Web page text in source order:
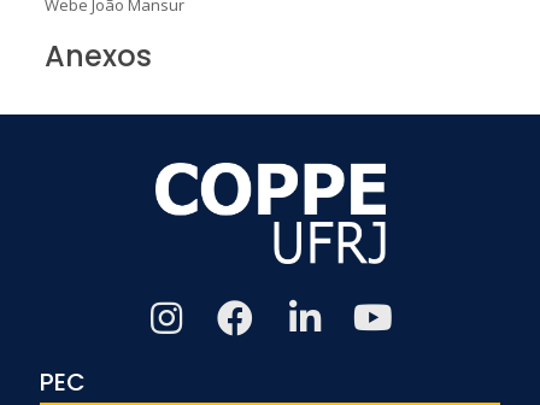
Webe João Mansur
Anexos
PEC